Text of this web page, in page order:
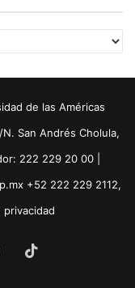
de las Américas
San Andrés Cholula,
222 229 20 00 |
+52 222 229 2112,
privacidad